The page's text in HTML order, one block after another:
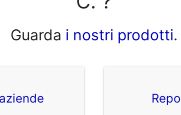
Guarda i nostri prodotti.